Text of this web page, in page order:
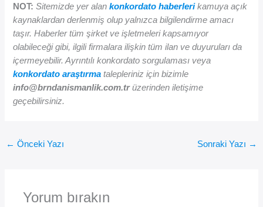
NOT:Sitemizde yer alankonkordato haberlerikamuya açık
kaynaklardan derlenmiş olup yalnızca bilgilendirme amacı
taşır. Haberler tüm şirket ve işletmeleri kapsamıyor
olabileceği gibi, ilgili firmalara ilişkin tüm ilan ve duyuruları da
içermeyebilir. Ayrıntılı konkordato sorgulaması veya
konkordato araştırma talepleriniz için bizimle
info@brndanismanlik.com.trüzerinden iletişime
geçebilirsiniz.
← Önceki Yazı Sonraki Yazı →
Yorum bırakın